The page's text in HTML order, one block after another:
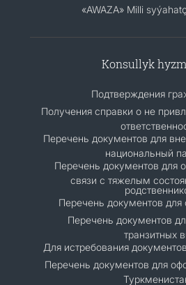
«AWAZA» Milli
Konsullyk
Подтверждения
Получения справки о не
Перечень документов для
национальный
Перечень документов для
связи с тяжелым
Перечень документов для
Перечень документов
транзитных
Для истребования
Перечень документов для